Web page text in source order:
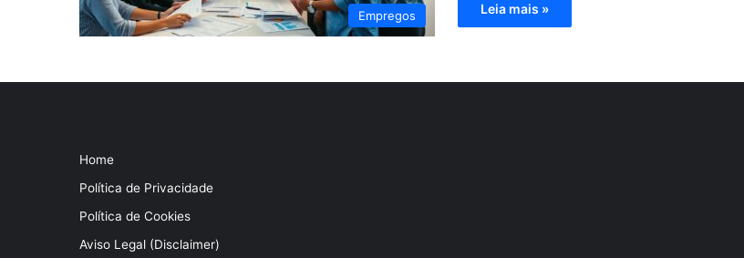
Empregos Leia mais »
Home
Política de Privacidade
Política de Cookies
Aviso Legal (Disclaimer)